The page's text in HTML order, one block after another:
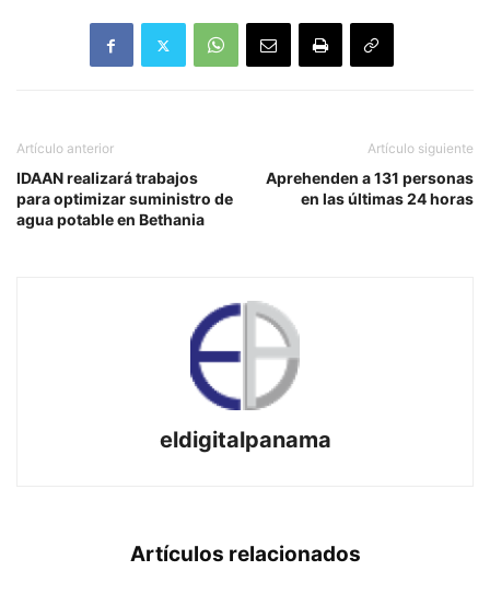
Artículo anterior
IDAAN realizará trabajos
para optimizar suministro de
agua potable en Bethania
Artículo siguiente
Aprehenden a 131 personas
en las últimas 24 horas
eldigitalpanama
Artículos relacionados